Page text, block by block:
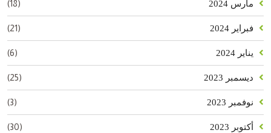
مارس 2024 (18)
فبراير 2024 (21)
يناير 2024 (6)
ديسمبر 2023 (25)
نوفمبر 2023 (3)
أكتوبر 2023 (30)